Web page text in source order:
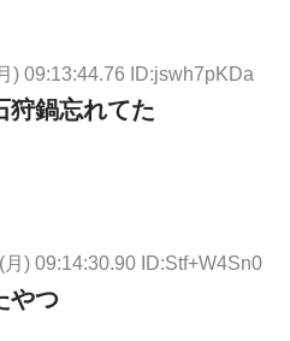
) 09:13:44.76 ID:jswh7pKDa
狩鍋忘れてた
) 09:14:30.90 ID:Stf+W4Sn0
やつ